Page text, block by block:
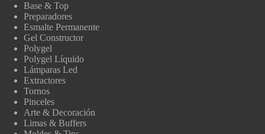
Base & Top
Preparadores
Esmalte Permanente
Gel Constructor
Polygel
Polygel Líquido
Lámparas Led
Extractores
Tornos
Pinceles
Arte & Decoración
Limas & Buffers